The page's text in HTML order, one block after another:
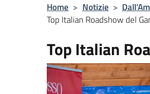
Home > Notizie >
Top Italian Roadshow del
Top Italian